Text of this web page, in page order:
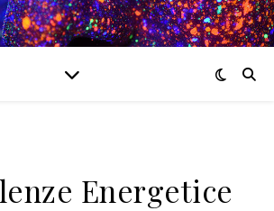
Energetice